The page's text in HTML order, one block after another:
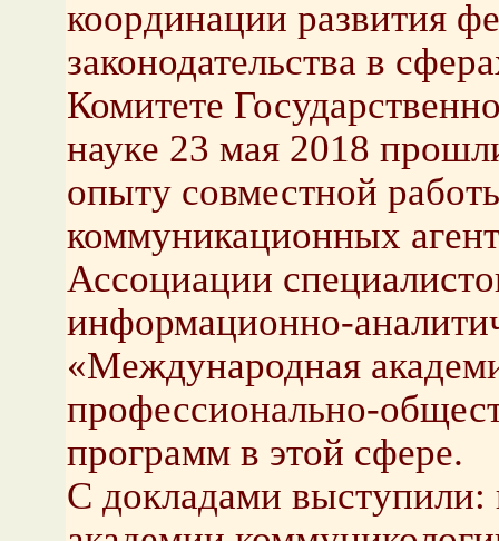
координации развития
законодательства в
Комитете
науке 23 мая 2018
опыту совместной
коммуникационных
Ассоциации
информационно-
«Международная
профессионально-
программ в этой сфере.
С докладами